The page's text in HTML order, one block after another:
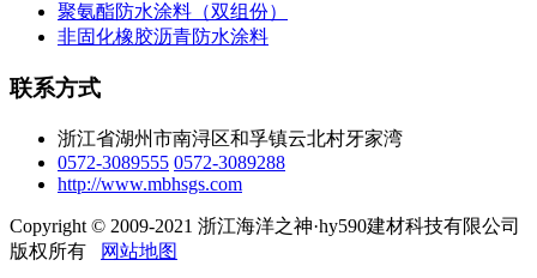
聚氨酯防水涂料（双组份）
非固化橡胶沥青防水涂料
联系方式
浙江省湖州市南浔区和孚镇云北村牙家湾
0572-3089555 0572-3089288
http://www.mbhsgs.com
Copyright © 2009-2021 浙江海洋之神·hy590建材科技有限公司
版权所有
网站地图